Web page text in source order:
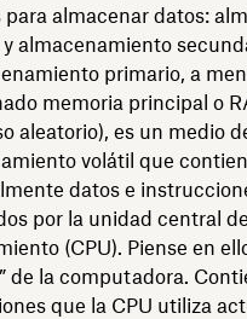
almacenar datos:
almacenamiento
primario, a
memoria principal o
aleatorio), es un medio
volátil que
datos e
por la unidad central de
(CPU). Piense en
de la computadora.
que la CPU utiliza